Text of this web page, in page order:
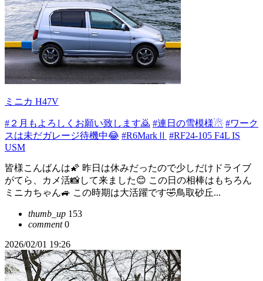
ミニカ H47V
#２月もよろしくお願い致します🙇 #連日の雪模様☃ #ワーク
スは未だガレージ待機中😂 #R6MarkⅡ #RF24-105 F4L IS
USM
皆様こんばんは🌠 昨日は休みだったので少しだけドライブ
がてら、カメ活📸して来ました😊 この日の相棒はもちろん
ミニカちゃん🚙 この時期は大活躍です🤣鳥取砂丘...
thumb_up 153
comment0
2026/02/01 19:26